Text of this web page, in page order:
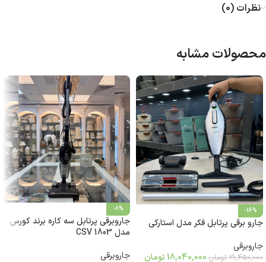
نظرات (0)
محصولات مشابه
-16%
جارو برقی پرتابل فکر مدل استارکی
جاروبرقی
21,450,000 تومان 18,040,000 تومان
-8%
جاروبرقی پرتابل سه کاره برند کورس
مدل CSV 1803
جاروبرقی